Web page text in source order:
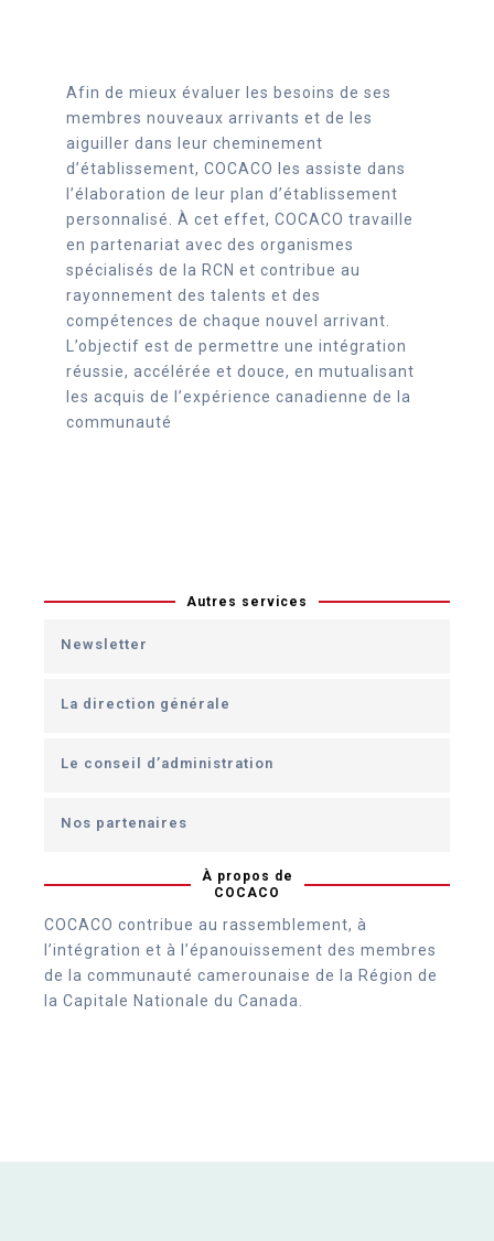
Afin de mieux évaluer les besoins de ses
membres nouveaux arrivants et de les
aiguiller dans leur cheminement
d’établissement, COCACO les assiste dans
l’élaboration de leur plan d’établissement
personnalisé. À cet effet, COCACO travaille
en partenariat avec des organismes
spécialisés de la RCN et contribue au
rayonnement des talents et des
compétences de chaque nouvel arrivant.
L’objectif est de permettre une intégration
réussie, accélérée et douce, en mutualisant
les acquis de l’expérience canadienne de la
communauté
Autres services
Newsletter
La direction générale
Le conseil d’administration
Nos partenaires
À propos de
COCACO
COCACO contribue au rassemblement, à
l’intégration et à l’épanouissement des membres
de la communauté camerounaise de la Région de
la Capitale Nationale du Canada.